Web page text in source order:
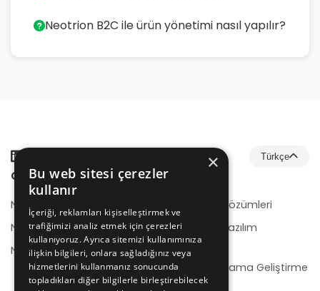
Neotrion B2C ile ürün yönetimi nasıl yapılır?
Türkçe
Çözümler
NeotrionB2B
NeotrionB2C
NeotrionWMS
E-Ticaret Çözümleri
Kurumsal Yazılım
Geliştirme
Mobil Uygulama Geliştirme
×
Bu web sitesi çerezler
kullanır
İçeriği, reklamları kişiselleştirmek ve
trafiğimizi analiz etmek için çerezleri
kullanıyoruz. Ayrıca sitemizi kullanımınıza
ilişkin bilgileri, onlara sağladığınız veya
hizmetlerini kullanmanız sonucunda
topladıkları diğer bilgilerle birleştirebilecek